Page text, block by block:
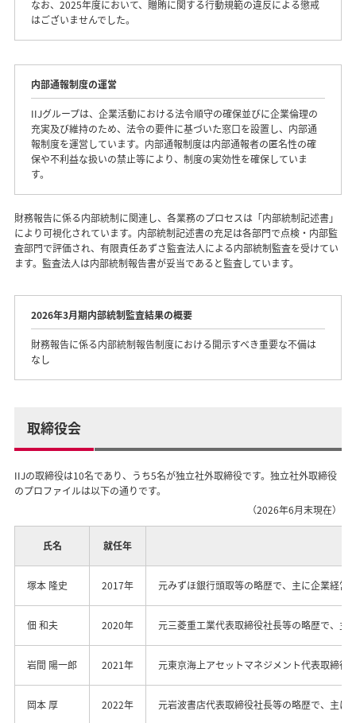
なお、2025年度において、贈賄に関する行動規範の違反による懲戒
はございませんでした。
内部通報制度の運営
IIJグループは、企業活動における法令順守の確保並びに企業倫理の
充実及び維持のため、法令の要件に基づいた窓口を設置し、内部通
報制度を運営しています。内部通報制度は内部通報者の匿名性の確
保や不利益な扱いの禁止等により、制度の実効性を確保していま
す。
財務報告に係る内部統制に関連し、各業務のプロセスは「内部統制記述書」
により可視化されています。内部統制記述書の充足は各部門で点検・内部監
査部門で評価され、有限責任あずさ監査法人による内部統制監査を受けてい
ます。監査法人は内部統制報告書が妥当であると監査しています。
2026年3月期内部統制監査結果の概要
財務報告に係る内部統制報告制度における開示すべき重要な不備は
なし
取締役会
IIJの取締役は10名であり、うち5名が独立社外取締役です。独立社外取締役
のプロファイルは以下の通りです。
（2026年6月末現在）
氏名 就任年
塚本 隆史 2017年 元みずほ銀行頭取等の略歴で、主に企業経営
佃 和夫 2020年 元三菱重工業代表取締役社長等の略歴で、主
岩間 陽一郎 2021年 元東京海上アセットマネジメント代表取締役
岡本 厚 2022年 元岩波書店代表取締役社長等の略歴で、主に